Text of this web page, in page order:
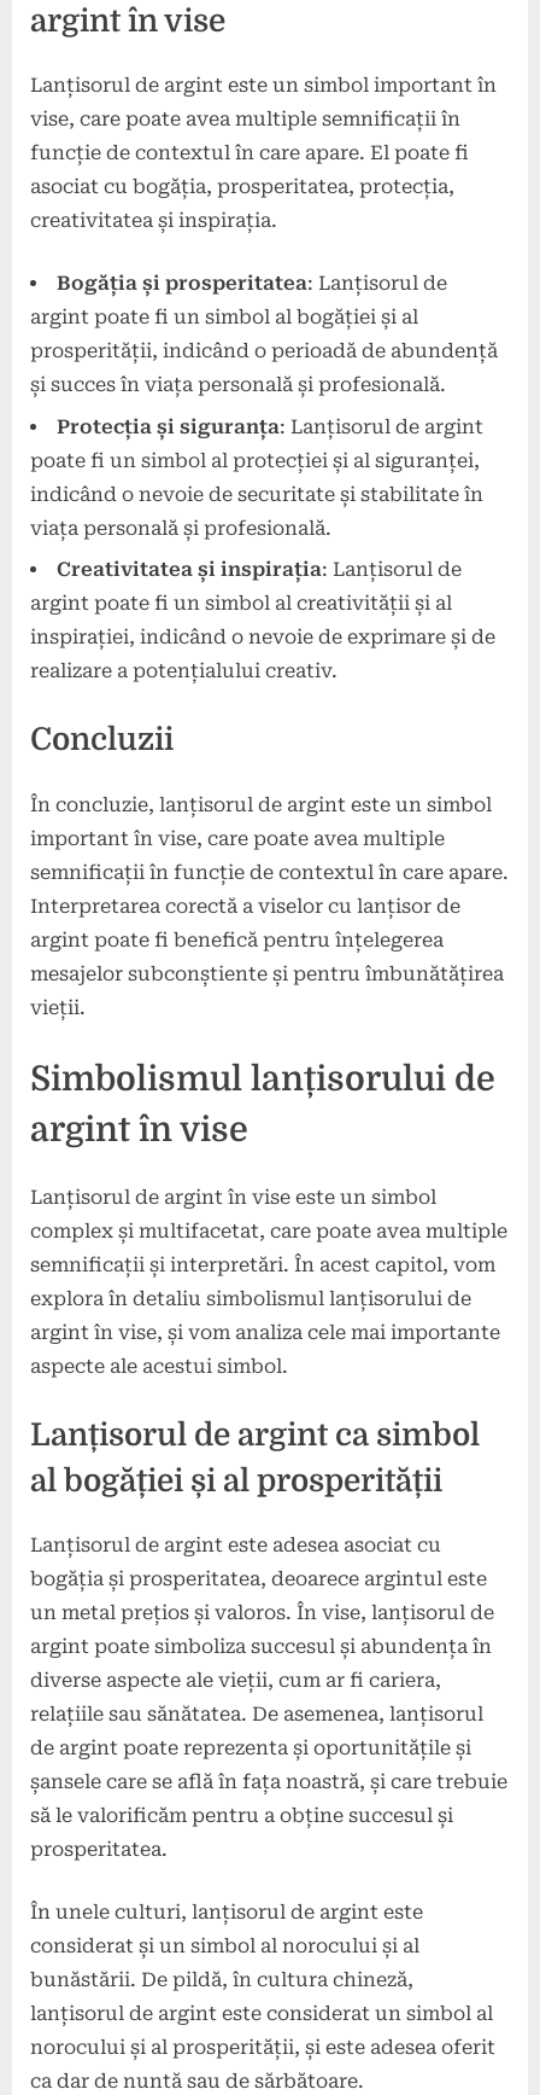
argint în vise
Lanțisorul de argint este un simbol important în
vise, care poate avea multiple semnificații în
funcție de contextul în care apare. El poate fi
asociat cu bogăția, prosperitatea, protecția,
creativitatea și inspirația.
Bogăția și prosperitatea: Lanțisorul de
argint poate fi un simbol al bogăției și al
prosperității, indicând o perioadă de abundență
și succes în viața personală și profesională.
Protecția și siguranța: Lanțisorul de argint
poate fi un simbol al protecției și al siguranței,
indicând o nevoie de securitate și stabilitate în
viața personală și profesională.
Creativitatea și inspirația: Lanțisorul de
argint poate fi un simbol al creativității și al
inspirației, indicând o nevoie de exprimare și de
realizare a potențialului creativ.
Concluzii
În concluzie, lanțisorul de argint este un simbol
important în vise, care poate avea multiple
semnificații în funcție de contextul în care apare.
Interpretarea corectă a viselor cu lanțisor de
argint poate fi benefică pentru înțelegerea
mesajelor subconștiente și pentru îmbunătățirea
vieții.
Simbolismul lanțisorului de
argint în vise
Lanțisorul de argint în vise este un simbol
complex și multifacetat, care poate avea multiple
semnificații și interpretări. În acest capitol, vom
explora în detaliu simbolismul lanțisorului de
argint în vise, și vom analiza cele mai importante
aspecte ale acestui simbol.
Lanțisorul de argint ca simbol
al bogăției și al prosperității
Lanțisorul de argint este adesea asociat cu
bogăția și prosperitatea, deoarece argintul este
un metal prețios și valoros. În vise, lanțisorul de
argint poate simboliza succesul și abundența în
diverse aspecte ale vieții, cum ar fi cariera,
relațiile sau sănătatea. De asemenea, lanțisorul
de argint poate reprezenta și oportunitățile și
șansele care se află în fața noastră, și care trebuie
să le valorificăm pentru a obține succesul și
prosperitatea.
În unele culturi, lanțisorul de argint este
considerat și un simbol al norocului și al
bunăstării. De pildă, în cultura chineză,
lanțisorul de argint este considerat un simbol al
norocului și al prosperității, și este adesea oferit
ca dar de nuntă sau de sărbătoare.